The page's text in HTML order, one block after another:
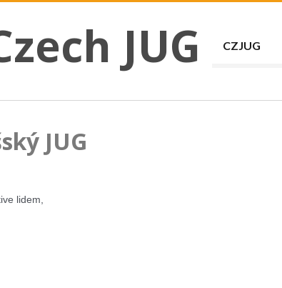
JUGJUG CZJUG
JUG
lidem,